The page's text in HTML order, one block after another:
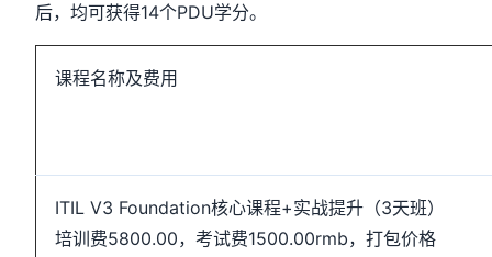
后，均可获得14个PDU学分。
课程名称及费用
ITIL V3 Foundation核心课程+实战提升（3天班）
培训费5800.00，考试费1500.00rmb，打包价格